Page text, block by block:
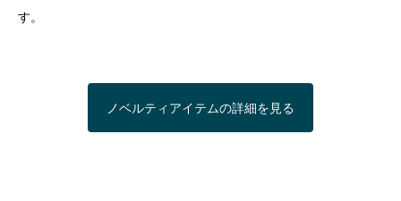
す。
ノベルティアイテムの詳細を見る